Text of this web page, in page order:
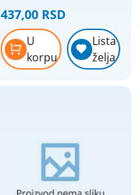
Nopal Lux Interio
437,00 RSD
U
korpu
Lista
želja